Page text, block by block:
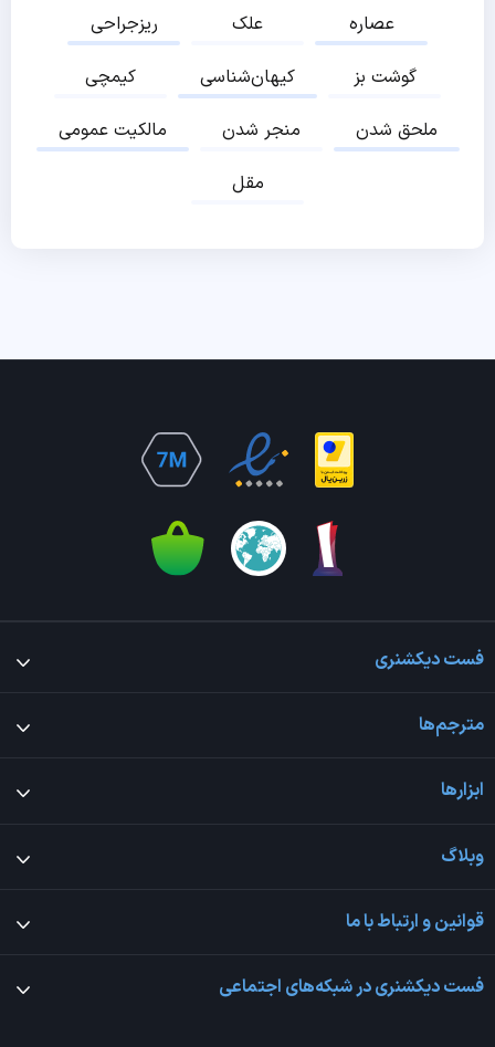
ریزجراحی
علک
عصاره
کیمچی
کیهان‌شناسی
گوشت بز
مالکیت عمومی
منجر شدن
ملحق شدن
مقل
فست دیکشنری
مترجم‌ها
ابزارها
وبلاگ
قوانین و ارتباط با ما
فست دیکشنری در شبکه‌های اجتماعی